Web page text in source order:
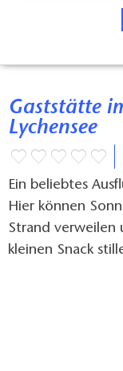
Gaststätte im Strandbad Großer
Lychensee
Ein beliebtes
Hier können
Strand verweilen
kleinen Snack